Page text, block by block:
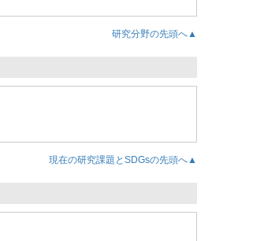
研究分野の先頭へ▲
現在の研究課題とSDGsの先頭へ▲